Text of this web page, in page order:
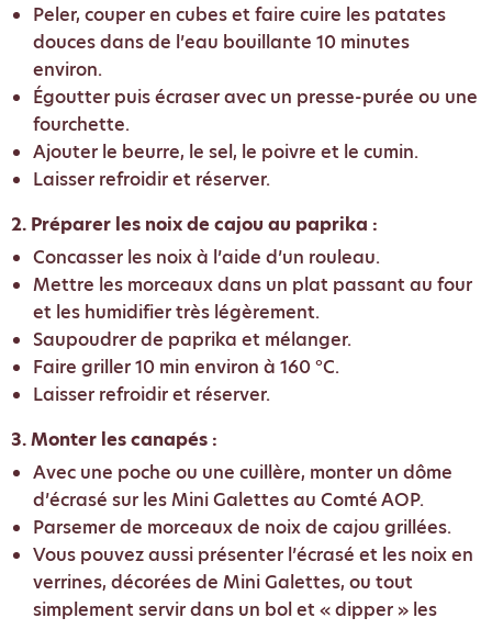
Peler, couper en cubes et faire cuire les patates
douces dans de l’eau bouillante 10 minutes
environ.
Égoutter puis écraser avec un presse-purée ou une
fourchette.
Ajouter le beurre, le sel, le poivre et le cumin.
Laisser refroidir et réserver.
2. Préparer les noix de cajou au paprika :
Concasser les noix à l’aide d’un rouleau.
Mettre les morceaux dans un plat passant au four
et les humidifier très légèrement.
Saupoudrer de paprika et mélanger.
Faire griller 10 min environ à 160 °C.
Laisser refroidir et réserver.
3. Monter les canapés :
Avec une poche ou une cuillère, monter un dôme
d’écrasé sur les Mini Galettes au Comté AOP.
Parsemer de morceaux de noix de cajou grillées.
Vous pouvez aussi présenter l’écrasé et les noix en
verrines, décorées de Mini Galettes, ou tout
simplement servir dans un bol et « dipper » les